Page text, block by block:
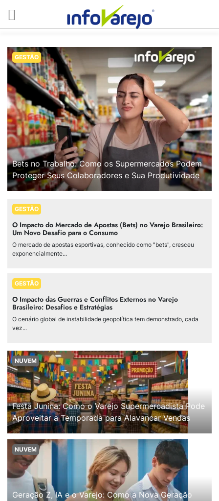
GESTÃO
Bets no Trabalho: Como os Supermercados Podem
Proteger Seus Colaboradores e Sua Produtividade
GESTÃO
O Impacto do Mercado de Apostas (Bets) no Varejo Brasileiro:
Um Novo Desafio para o Consumo
O mercado de apostas esportivas, conhecido como "bets", cresceu
exponencialmente...
GESTÃO
O Impacto das Guerras e Conflitos Externos no Varejo
Brasileiro: Desafios e Estratégias
O cenário global de instabilidade geopolítica tem demonstrado, cada
vez...
NUVEM
Festa Junina: Como o Varejo Supermercadista Pode
Aproveitar a Temporada para Alavancar Vendas
NUVEM
Geração Z, IA e o Varejo: Como a Nova Geração